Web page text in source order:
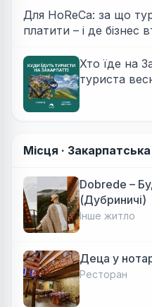
Для HoReCa: за що
платити – і де бізнес
Хто їде на
туриста
Місця ·
Dobrede –
(Дубриничі)
Інше житло
Деца у
Ресторан